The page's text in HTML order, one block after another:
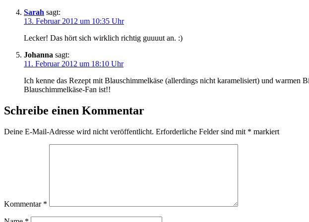
Sarah sagt:
13. Februar 2012 um 10:35 Uhr
Lecker! Das hört sich wirklich richtig guuuut an. :)
Johanna sagt:
11. Februar 2012 um 18:10 Uhr
Ich kenne das Rezept mit Blauschimmelkäse (allerdings nicht karamelisiert) und warmen
Blauschimmelkäse-Fan ist!!
Schreibe einen Kommentar
Deine E-Mail-Adresse wird nicht veröffentlicht. Erforderliche Felder sind mit * markiert
Kommentar *